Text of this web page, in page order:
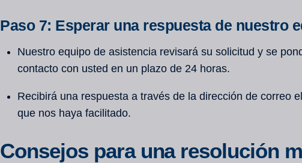
Paso 7: Esperar una respuesta de nuestro
Nuestro equipo de asistencia revisará su solicitud y se
contacto con usted en un plazo de 24 horas.
Recibirá una respuesta a través de la dirección de correo
que nos haya facilitado.
Consejos para una resolución